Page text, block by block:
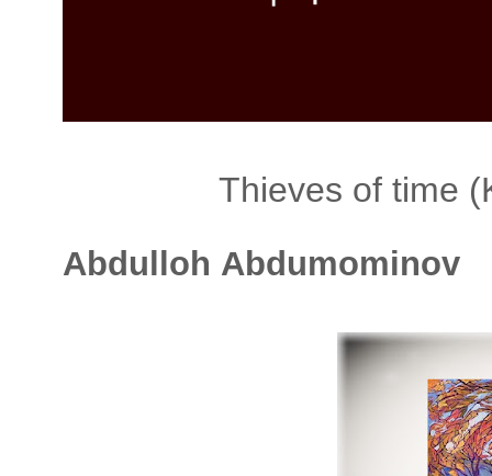
Thieves of time
Abdulloh Abdumominov